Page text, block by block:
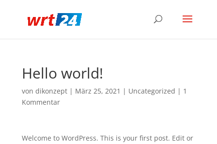
Hello world!
von dikonzept| März 25, 2021 | Uncategorized | 1
Kommentar
Welcome to WordPress. This is your first post. Edit or